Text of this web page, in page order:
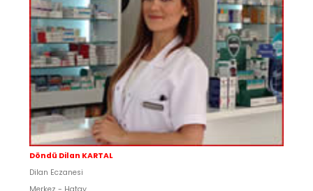
Döndü Dilan KARTAL
Dilan Eczanesi